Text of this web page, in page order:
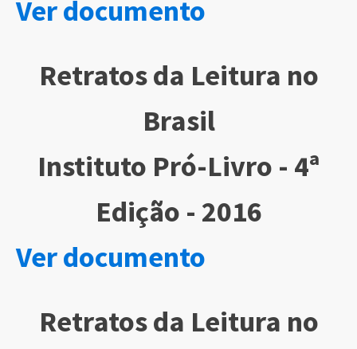
Ver documento
Retratos da Leitura no
Brasil
Instituto Pró-Livro - 4ª
Edição - 2016
Ver documento
Retratos da Leitura no